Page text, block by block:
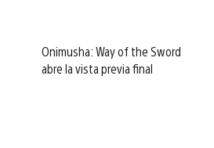
Onimusha: Way of the Sword
abre la vista previa final